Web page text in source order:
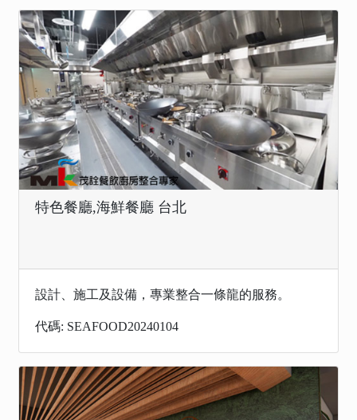
特色餐廳,海鮮餐廳 台北
設計、施工及設備，專業整合一條龍的服務。
代碼: SEAFOOD20240104